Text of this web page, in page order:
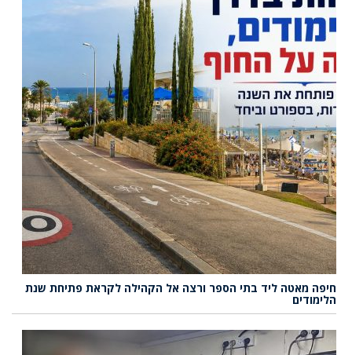
חיפה מאטה ליד בתי הספר ורצה אל הקהילה לקראת פתיחת שנת
הלימודים